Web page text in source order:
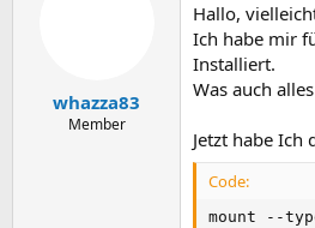
a
whazza83
Member
Hallo,
Ich habe mir
Installiert.
Was auch
Jetzt habe Ich
Code:
mount --